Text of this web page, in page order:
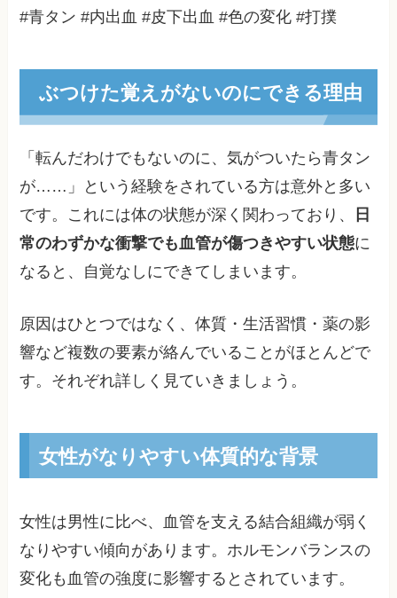
#青タン #内出血 #皮下出血 #色の変化 #打撲
ぶつけた覚えがないのにできる理由
「転んだわけでもないのに、気がついたら青タン
が……」という経験をされている方は意外と多い
です。これには体の状態が深く関わっており、
日
常のわずかな衝撃でも血管が傷つきやすい状態に
なると、自覚なしにできてしまいます。
原因はひとつではなく、体質・生活習慣・薬の影
響など複数の要素が絡んでいることがほとんどで
す。それぞれ詳しく見ていきましょう。
女性がなりやすい体質的な背景
女性は男性に比べ、血管を支える結合組織が弱く
なりやすい傾向があります。ホルモンバランスの
変化も血管の強度に影響するとされています。